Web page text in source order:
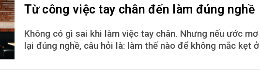
Từ công việc tay chân đến làm đúng nghề
Không có gì sai khi làm việc tay chân. Nhưng nếu ước
lại đúng nghề, câu hỏi là: làm thế nào để không mắc kẹt